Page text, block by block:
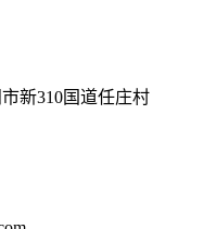
新310国道任庄村